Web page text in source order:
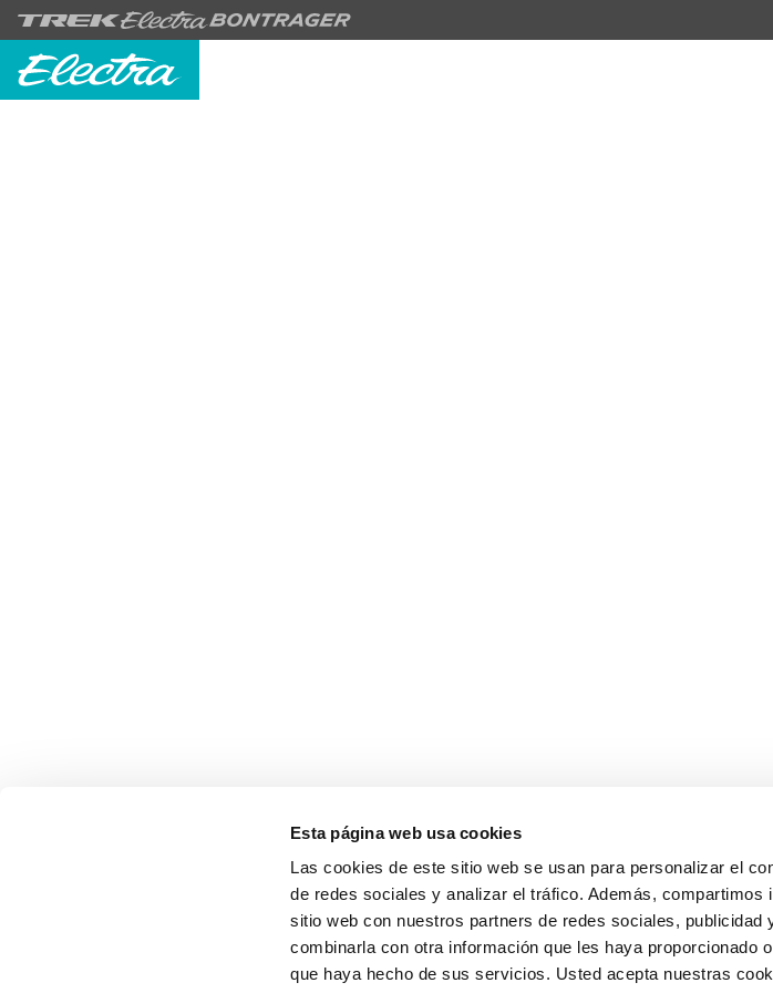
Esta página web usa cookies
Las cookies de este sitio web se usan para personalizar el
de redes sociales y analizar el tráfico. Además, compartimos
sitio web con nuestros partners de redes sociales, publicidad
combinarla con otra información que les haya proporcionado
que haya hecho de sus servicios. Usted acepta nuestras